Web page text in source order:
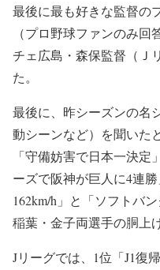
最後に最も好きな監督の
（プロ野球ファンのみ
チェ広島・森保監督（Ｊ
た。
最後に、昨シーズンの名
動シーンなど）を聞い
「守備妨害で日本一決定
ーズで阪神が巨人に4連
162km/h」と「ソフトバ
稲葉・金子両選手の胴上
Jリーグでは、1位「J1復